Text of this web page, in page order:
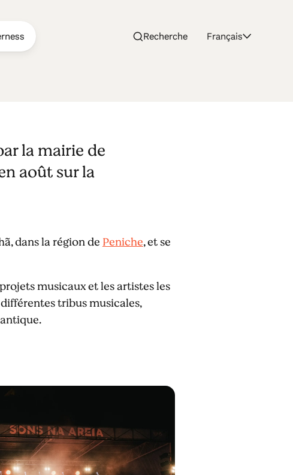
Recherche Français
la mairie de
août sur la
dans la région de Peniche, et se
musicaux et les artistes les
tribus musicales,